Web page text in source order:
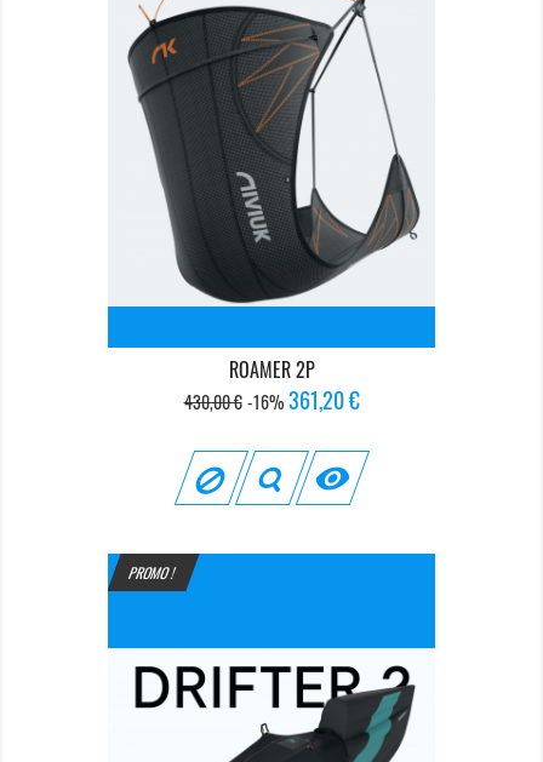
ROAMER 2P
Prix
base
430,00 € -16% Prix
361,20 €

PROMO !